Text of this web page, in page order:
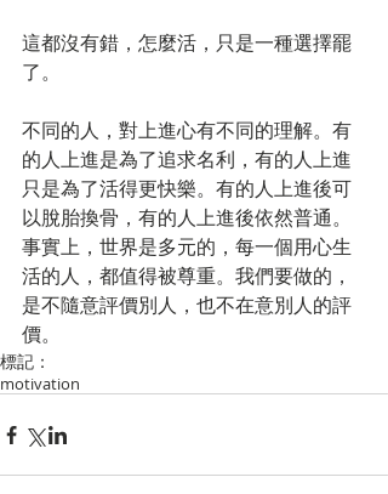
這都沒有錯，怎麼活，只是一種選擇罷
了。
不同的人，對上進心有不同的理解。有
的人上進是為了追求名利，有的人上進
只是為了活得更快樂。有的人上進後可
以脫胎換骨，有的人上進後依然普通。
事實上，世界是多元的，每一個用心生
活的人，都值得被尊重。我們要做的，
是不隨意評價別人，也不在意別人的評
價。
標記：
motivation